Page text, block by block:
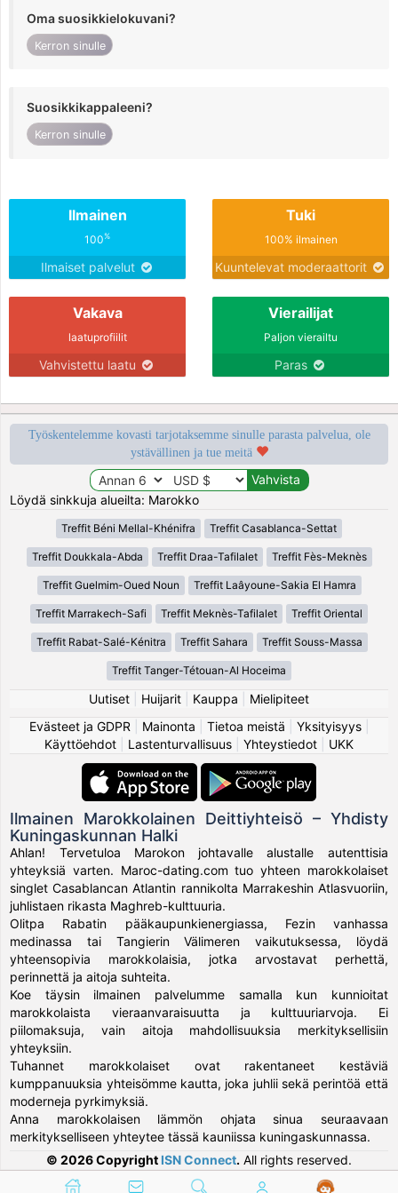
Oma suosikkielokuvani?
Kerron sinulle
Suosikkikappaleeni?
Kerron sinulle
Ilmainen
100%
Ilmaiset palvelut
Tuki
100% ilmainen
Kuuntelevat moderaattorit
Vakava
laatuprofiilit
Vahvistettu laatu
Vierailijat
Paljon vierailtu
Paras
Työskentelemme kovasti tarjotaksemme sinulle parasta palvelua, ole
ystävällinen ja tue meitä
Löydä sinkkuja alueilta: Marokko
Treffit Béni Mellal-Khénifra Treffit Casablanca-Settat
Treffit Doukkala-Abda Treffit Draa-Tafilalet Treffit Fès-Meknès
Treffit Guelmim-Oued Noun Treffit Laâyoune-Sakia El Hamra
Treffit Marrakech-Safi Treffit Meknès-Tafilalet Treffit Oriental
Treffit Rabat-Salé-Kénitra Treffit Sahara Treffit Souss-Massa
Treffit Tanger-Tétouan-Al Hoceima
Uutiset Huijarit Kauppa
Mielipiteet
Evästeet ja GDPR
Mainonta Tietoa meistä Yksityisyys|
Käyttöehdot
Lastenturvallisuus Yhteystiedot UKK
Ilmainen Marokkolainen Deittiyhteisö – Yhdisty
Kuningaskunnan Halki
Ahlan! Tervetuloa Marokon johtavalle alustalle autenttisia
yhteyksiä varten. Maroc-dating.com tuo yhteen marokkolaiset
singlet Casablancan Atlantin rannikolta Marrakeshin Atlasvuoriin,
juhlistaen rikasta Maghreb-kulttuuria.
Olitpa Rabatin pääkaupunkienergiassa, Fezin vanhassa
medinassa tai Tangierin Välimeren vaikutuksessa, löydä
yhteensopivia marokkolaisia, jotka arvostavat perhettä,
perinnettä ja aitoja suhteita.
Koe täysin ilmainen palvelumme samalla kun kunnioitat
marokkolaista vieraanvaraisuutta ja kulttuuriarvoja. Ei
piilomaksuja, vain aitoja mahdollisuuksia merkityksellisiin
yhteyksiin.
Tuhannet marokkolaiset ovat rakentaneet kestäviä
kumppanuuksia yhteisömme kautta, joka juhlii sekä perintöä että
moderneja pyrkimyksiä.
Anna marokkolaisen lämmön ohjata sinua seuraavaan
merkitykselliseen yhteytee tässä kauniissa kuningaskunnassa.
© 2026 Copyright ISN Connect. All rights reserved.